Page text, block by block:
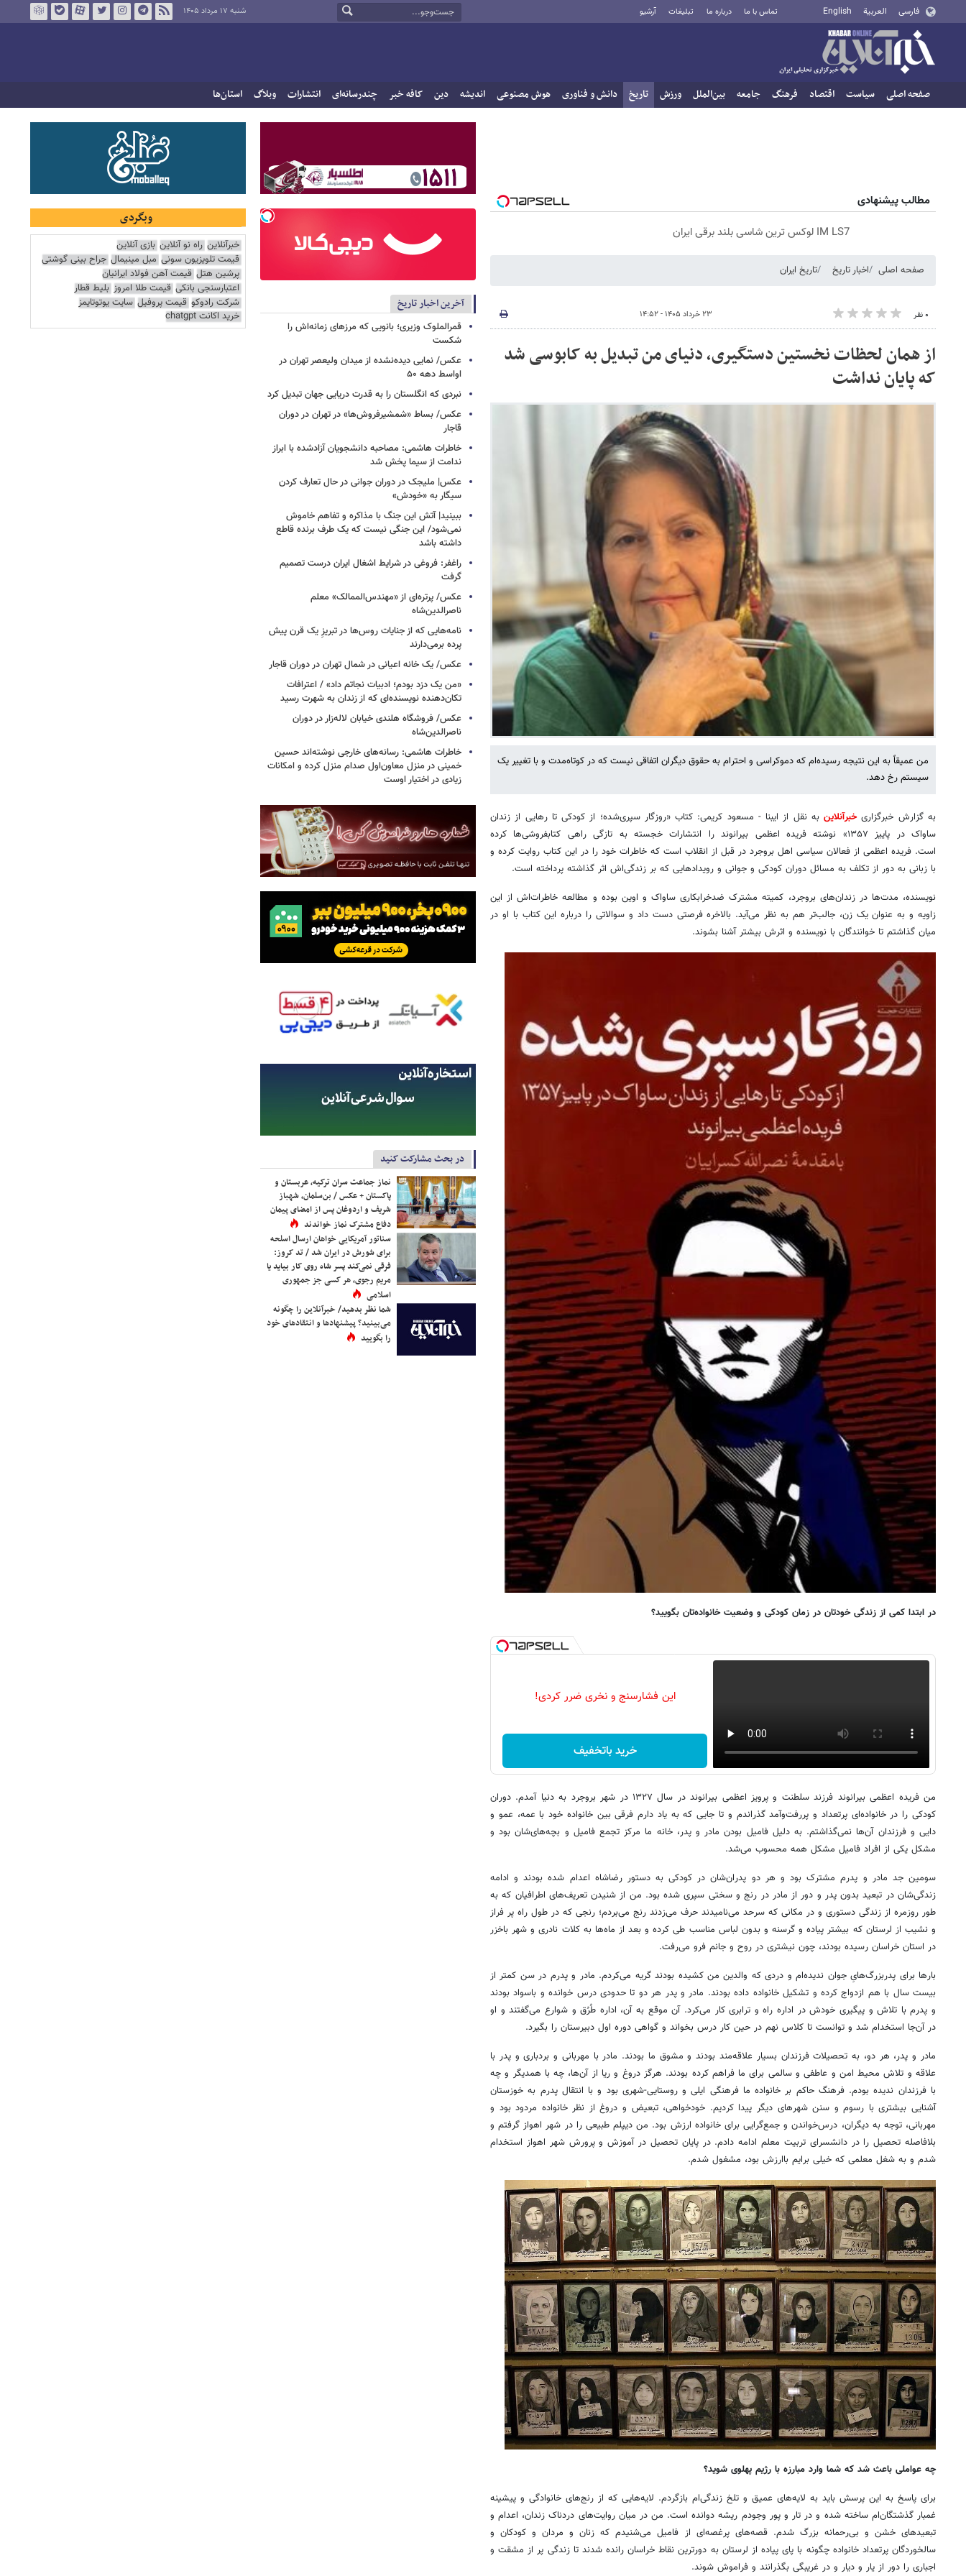
فارسی العربية English تماس با ما درباره ما تبلیغات آرشیو شنبه ۱۷ مرداد ۱۴۰۵
صفحه اصلی سیاست اقتصاد فرهنگ جامعه بین‌الملل ورزش تاریخ دانش و فناوری هوش مصنوعی اندیشه دین کافه خبر چندرسانه‌ای انتشارات وبلاگ استان‌ها
مطالب پیشنهادی
IM LS7 لوکس ترین شاسی بلند برقی ایران
صفحه اصلی اخبار تاریخ تاریخ ایران
۰ نفر ۲۳ خرداد ۱۴۰۵ - ۱۴:۵۲
از همان لحظات نخستین دستگیری، دنیای من تبدیل به کابوسی شد
که پایان نداشت
من عمیقاً به این نتیجه رسیده‌ام که دموکراسی و احترام به حقوق دیگران اتفاقی نیست که در کوتاه‌مدت و با تغییر یک
سیستم رخ دهد.
به گزارش خبرگزاریخبرآنلاینبه نقل از ایبنا - مسعود کریمی: کتاب «روزگار سپری‌شده؛ از کودکی تا رهایی از زندان
ساواک در پاییز ۱۳۵۷» نوشته فریده اعظمی بیرانوند را انتشارات خجسته به تازگی راهی کتابفروشی‌ها کرده
است. فریده اعظمی از فعالان سیاسی اهل بروجرد در قبل از انقلاب است که خاطرات خود را در این کتاب روایت کرده و
با زبانی به دور از تکلف به مسائل دوران کودکی و جوانی و رویدادهایی که بر زندگی‌اش اثر گذاشته پرداخته است.
نویسنده، مدت‌ها در زندان‌های بروجرد، کمیته‌ مشترک ضدخرابکاری ساواک و اوین بوده و مطالعه خاطرات‌اش از این
زاویه و به عنوان یک زن، جالب‌تر هم به نظر می‌آید. بالاخره فرصتی دست داد و سوالاتی را درباره این کتاب با او در
میان گذاشتم تا خوانندگان با نویسنده و اثرش بیشتر آشنا بشوند.
در ابتدا کمی از زندگی خودتان در زمان کودکی و وضعیت خانواده‌تان بگویید؟
این فشارسنج و نخری ضرر کردی!
خرید باتخفیف
من فریده اعظمی بیرانوند فرزند سلطنت و پرویز اعظمی بیرانوند در سال ۱۳۲۷ در شهر بروجرد به دنیا آمدم. دوران
کودکی را در خانواده‌ای پرتعداد و پررفت‌وآمد گذراندم و تا جایی که به یاد دارم فرقی بین خانواده خود با عمه، عمو و
دایی و فرزندان آن‌ها نمی‌گذاشتم. به دلیل فامیل ‌بودن مادر و پدر، خانه ما مرکز تجمع فامیل و بچه‌های‌شان بود و
مشکل یکی از افراد فامیل مشکل همه محسوب می‌شد.
سومین جد مادر و پدرم مشترک بود و هر دو پدران‌شان در کودکی به دستور رضاشاه اعدام شده بودند و ادامه
زندگی‌شان در تبعید بدون پدر و دور از مادر در رنج و سختی سپری شده بود. من از شنیدن تعریف‌های اطرافیان که به
طور روزمره از زندگی دستوری و در مکانی که سرحد می‌نامیدند حرف می‌زدند رنج می‌بردم؛ رنجی که در طول راه پر فراز
و نشیب از لرستان که بیشتر پیاده و گرسنه و بدون لباس مناسب طی کرده و بعد از ماه‌ها به کلات نادری و شهر باخزر
در استان خراسان رسیده بودند، چون نیشتری در روح و جانم فرو می‌رفت.
بارها برای پدربزرگ‌هایِ جوان ندیده‌ام و دردی که والدین من کشیده بودند گریه می‌کردم. مادر و پدرم در سن کمتر از
بیست سال با هم ازدواج کرده و تشکیل خانواده داده بودند. مادر و پدر هر دو تا حدودی درس خوانده و باسواد بودند
و پدرم با تلاش و پیگیری خودش در اداره راه و ترابری کار می‌کرد. آن موقع به آن، اداره طُرُق و شوارع می‌گفتند و او
در آن‌جا استخدام شد و توانست تا کلاس نهم در حین کار درس بخواند و گواهی دوره اول دبیرستان را بگیرد.
مادر و پدر، هر دو، به تحصیلات فرزندان بسیار علاقه‌مند بودند و مشوق ما بودند. مادر با مهربانی و بردباری و پدر با
علاقه و تلاش محیط امن و عاطفی و سالمی برای ما فراهم کرده بودند. هرگز دروغ و ریا از آن‌ها، چه با همدیگر و چه
با فرزندان ندیده بودم. فرهنگ حاکم بر خانواده ما فرهنگی ایلی و روستایی-شهری بود و با انتقال پدرم به خوزستان
آشنایی بیشتری با رسوم و سنن شهرهای دیگر پیدا کردیم. خودخواهی، تبعیض و دروغ از نظر خانواده مردود بود و
مهربانی، توجه به دیگران، درس‌خواندن و جمع‌گرایی برای خانواده ارزش بود. من دیپلم طبیعی را در شهر اهواز گرفتم و
بلافاصله تحصیل را در دانشسرای تربیت معلم ادامه دادم. در پایان تحصیل در آموزش و پرورش شهر اهواز استخدام
شدم و به شغل معلمی که خیلی برایم باارزش بود، مشغول شدم.
چه عواملی باعث شد که شما وارد مبارزه با رژیم پهلوی شوید؟
برای پاسخ به این پرسش باید به لایه‌های عمیق و تلخ زندگی‌ام بازگردم. لایه‌هایی که از رنج‌های خانوادگی و پیشینه
غمبار گذشتگان‌ام ساخته شده و در تار و پور وجودم ریشه دوانده است. من در میان روایت‌های دردناک زندان، اعدام و
تبعیدهای خشن و بی‌رحمانه بزرگ شدم. قصه‌های پرغصه‌ای از فامیل می‌شنیدم که زنان و مردان و کودکان و
سالخوردگان پرتعداد خانواده چگونه با پای پیاده از لرستان به دورترین نقاط خراسان رانده شدند تا زندگی پر از مشقت و
اجباری را دور از یار و دیار و در غریبگی بگذرانند و فراموش شوند.
آخرین اخبار تاریخ
قمرالملوک وزیری؛ بانویی که مرزهای زمانه‌اش را
شکست
عکس/ نمایی دیده‌نشده از میدان ولیعصر تهران در
اواسط دهه ۵۰
نبردی که انگلستان را به قدرت دریایی جهان تبدیل کرد
عکس/ بساط «شمشیرفروش‌ها» در تهران در دوران
قاجار
خاطرات هاشمی: مصاحبه دانشجویان آزادشده با ابراز
ندامت از سیما پخش شد
عکس| ملیجک در دوران جوانی در حال تعارف کردن
سیگار به «خودش»
ببینید| آتش این جنگ با مذاکره و تفاهم خاموش
نمی‌شود/ این جنگی نیست که یک طرف برنده قاطع
داشته باشد
راغفر: فروغی در شرایط اشغال ایران درست تصمیم
گرفت
عکس/ پرتره‌ای از «مهندس‌الممالک» معلم
ناصرالدین‌شاه
نامه‌هایی که از جنایات روس‌ها در تبریزِ یک قرن پیش
پرده برمی‌دارند
عکس/ یک خانه اعیانی در شمال تهران در دوران قاجار
«من یک دزد بودم؛ ادبیات نجاتم داد» / اعترافات
تکان‌دهنده نویسنده‌ای که از زندان به شهرت رسید
عکس/ فروشگاه هلندی خیابان لاله‌زار در دوران
ناصرالدین‌شاه
خاطرات هاشمی: رسانه‌های خارجی نوشته‌اند حسین
خمینی در منزل معاون‌اول صدام منزل‌ کرده و امکانات
زیادی در اختیار اوست
در بحث مشارکت کنید
نماز جماعت سران ترکیه، عربستان و
پاکستان + عکس / بن‌سلمان، شهباز
شریف و اردوغان پس از امضای پیمان
دفاع مشترک نماز خواندند
سناتور آمریکایی خواهان ارسال اسلحه
برای شورش در ایران شد / تد کروز:
فرقی نمی‌کند پسر شاه روی کار بیاید یا
مریم رجوی، هر کسی جز جمهوری
اسلامی
شما نظر بدهید/ خبرآنلاین را چگونه
می‌بینید؟ پیشنهادها و انتقادهای خود
را بگویید
وبگردی
خبرآنلاین راه نو آنلاین بازی آنلاین
قیمت تلویزیون سونی مبل مینیمال جراح بینی گوشتی
پرشین هتل قیمت آهن فولاد ایرانیان
اعتبارسنجی بانکی قیمت طلا امروز بلیط قطار
شرکت رادوکو قیمت پروفیل سایت یوتوتایمز
خرید اکانت chatgpt